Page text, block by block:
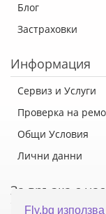
Fly.bg
Блог
Застраховки
Информация
Сервиз и Услуги
Проверка на
Общи Условия
Лични данни
За връзка с нас